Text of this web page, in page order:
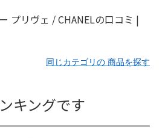
同じカテゴリの 商品を探す
キングです